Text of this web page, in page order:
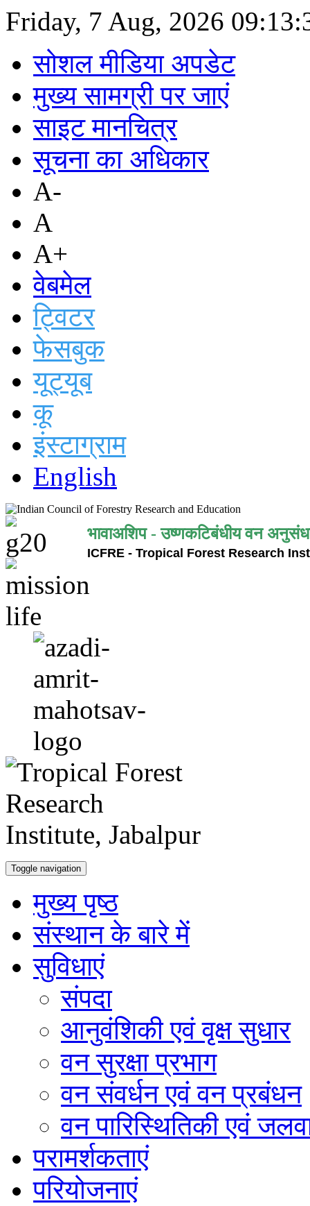
Friday, 7 Aug, 2026
सोशल मीडिया अपडेट
मुख्य सामग्री पर जाएं
साइट मानचित्र
सूचना का अधिकार
A-
A
A+
वेबमेल
ट्विटर
फेसबुक
यूट्यूब
कू
इंस्टाग्राम
English
भावाअशिप - उष्णकटिबंधीय वन
ICFRE - Tropical Forest Research
Toggle navigation
मुख्य पृष्ठ
संस्थान के बारे में
सुविधाएं
संपदा
आनुवंशिकी एवं वृक्ष सुधार
वन सुरक्षा प्रभाग
वन संवर्धन एवं वन प्रबंधन
वन पारिस्थितिकी एवं
परामर्शकताएं
परियोजनाएं